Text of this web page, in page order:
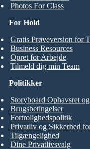
Photos For Class
For Hold
Gratis Prøveversion for
Business Resources
Opret for Arbejde
Tilmeld dig min Team
Politikker
Storyboard Ophavsret
Brugsbetingelser
Fortrolighedspolitik
Privatliv og Sikkerhed
Tilgængelighed
Dine Privatlivsvalg